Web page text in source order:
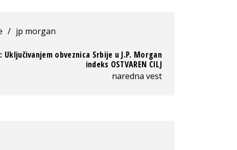
/ jp morgan
Uključivanjem obveznica Srbije u J.P. Morgan
indeks OSTVAREN CILJ
naredna vest